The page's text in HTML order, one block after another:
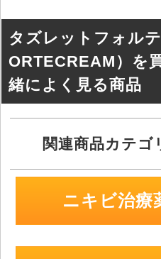
o
k
タズレットフォル
ORTECREAM）を
緒によく見る商品
関連商品カテゴ
ニキビ治療